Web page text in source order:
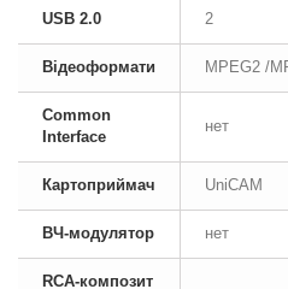
USB 2.0 2
Відеоформати MPEG2 /
Common
Interface
нет
Картоприймач UniCAM
ВЧ-модулятор нет
RCA-композит